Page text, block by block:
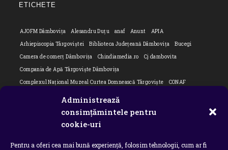
Administrează
consimțămintele pentru
cookie-uri
Pentru a oferi cea mai bună experiență, folosim tehnologii, cum ar fi
ETICHETE
AJOFM Dâmbovița Alesandru Duțu anaf Anunt
APIA
Arhiepiscopia Târgoviștei
Biblioteca Județeană Dâmbovița
Bucegi
Camera de comerț Dâmbovița
Chindiamedia.ro
Cj dambovita
Compania de Apă Târgoviște Dâmbovița
Complexul Național Muzeal Curtea Domnească Târgoviște
CONAF
Flori Bungete
intreruperi energie electrica
ipj dambovita
MApN
Ministerul Educației ministerul sanatatii Nu-ți uita istoria